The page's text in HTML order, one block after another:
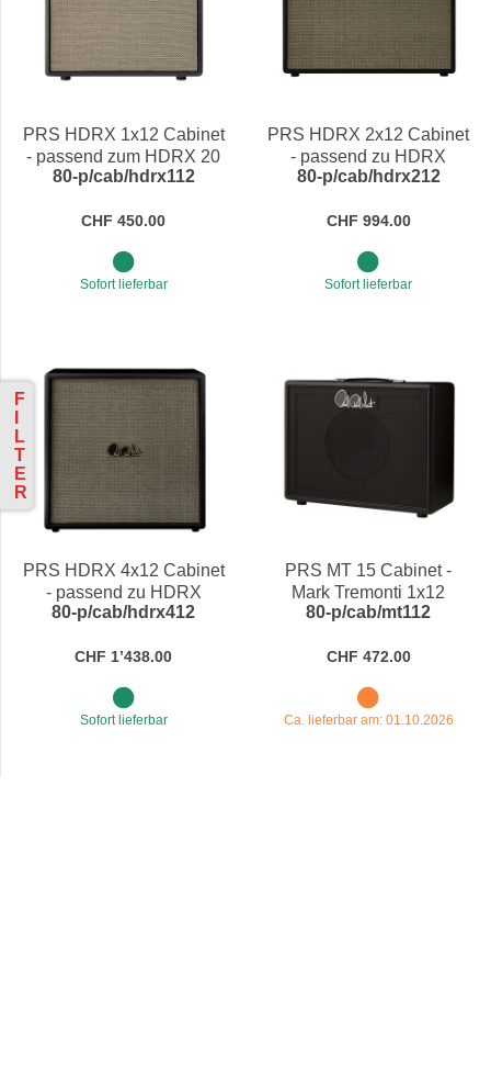
F
L
T
E
R
PRS HDRX 1x12 Cabinet
- passend zum HDRX 20
'Hendrix' Amps
80-p/cab/hdrx112
CHF 450.00
Sofort lieferbar
PRS HDRX 2x12 Cabinet
- passend zu HDRX
50/100 'Hendrix' Amps
80-p/cab/hdrx212
CHF 994.00
Sofort lieferbar
PRS HDRX 4x12 Cabinet
- passend zu HDRX
50/100 'Hendrix' Amps
80-p/cab/hdrx412
CHF 1’438.00
Sofort lieferbar
PRS MT 15 Cabinet -
Mark Tremonti 1x12
80-p/cab/mt112
CHF 472.00
Ca. lieferbar am: 01.10.2026